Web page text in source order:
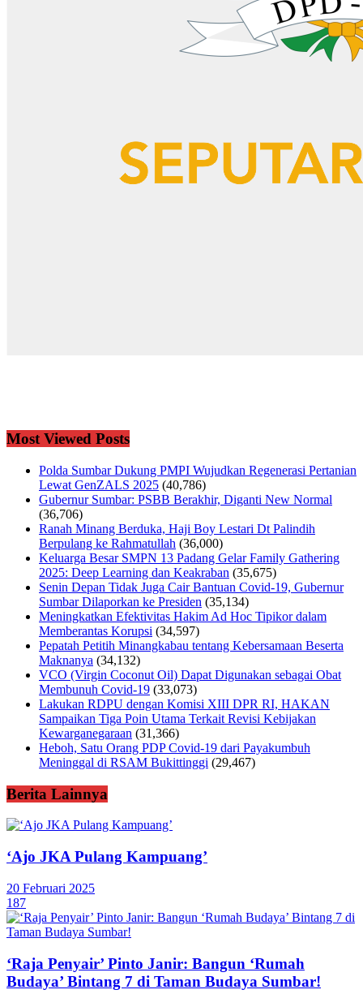
Most Viewed Posts
Polda Sumbar Dukung PMPI Wujudkan Regenerasi Pertanian
Lewat GenZALS 2025 (40,786)
Gubernur Sumbar: PSBB Berakhir, Diganti New Normal
(36,706)
Ranah Minang Berduka, Haji Boy Lestari Dt Palindih
Berpulang ke Rahmatullah (36,000)
Keluarga Besar SMPN 13 Padang Gelar Family Gathering
2025: Deep Learning dan Keakraban (35,675)
Senin Depan Tidak Juga Cair Bantuan Covid-19, Gubernur
Sumbar Dilaporkan ke Presiden (35,134)
Meningkatkan Efektivitas Hakim Ad Hoc Tipikor dalam
Memberantas Korupsi (34,597)
Pepatah Petitih Minangkabau tentang Kebersamaan Beserta
Maknanya (34,132)
VCO (Virgin Coconut Oil) Dapat Digunakan sebagai Obat
Membunuh Covid-19 (33,073)
Lakukan RDPU dengan Komisi XIII DPR RI, HAKAN
Sampaikan Tiga Poin Utama Terkait Revisi Kebijakan
Kewarganegaraan (31,366)
Heboh, Satu Orang PDP Covid-19 dari Payakumbuh
Meninggal di RSAM Bukittinggi (29,467)
Berita Lainnya
‘Ajo JKA Pulang Kampuang’
20 Februari 2025
187
‘Raja Penyair’ Pinto Janir: Bangun ‘Rumah
Budaya’ Bintang 7 di Taman Budaya Sumbar!